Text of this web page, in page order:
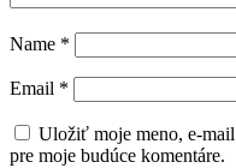
Name *
Email *
Uložiť moje meno, e-
pre moje budúce komentáre.